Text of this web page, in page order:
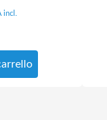
incl.